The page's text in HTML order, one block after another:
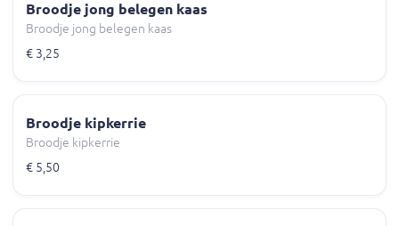
Broodje jong belegen kaas
Broodje jong belegen kaas
€ 3,25
Broodje kipkerrie
Broodje kipkerrie
€ 5,50